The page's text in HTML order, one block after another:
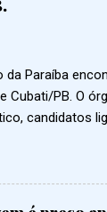
da Paraíba
Cubati/PB. O
candidatos
Candidatas
com a
Aprovados